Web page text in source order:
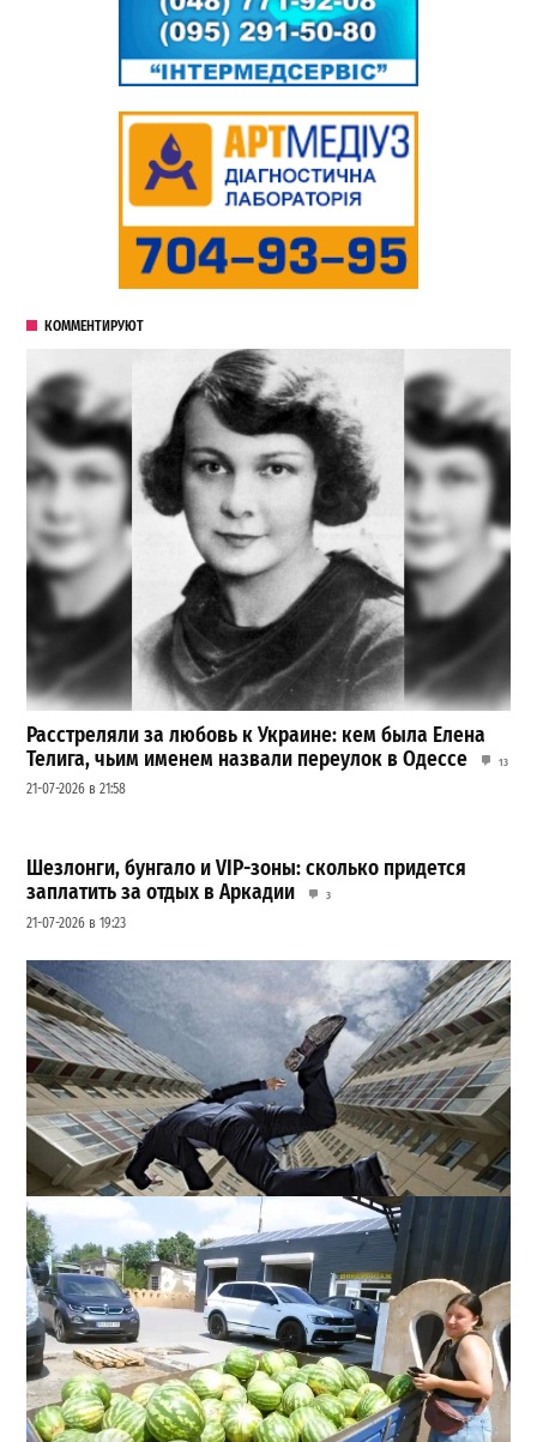
КОММЕНТИРУЮТ
Расстреляли за любовь к Украине: кем была Елена
Телига, чьим именем назвали переулок в Одессе
13
21-07-2026 в 21:58
Шезлонги, бунгало и VIP-зоны: сколько придется
заплатить за отдых в Аркадии
3
21-07-2026 в 19:23
В одесском жилмассиве Радужном погиб 26-летний
мужчина: что известно
3
27-07-2026 в 13:47
ВИБОР РЕДАКЦИИ